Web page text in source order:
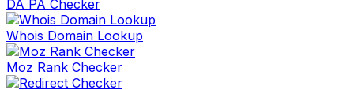
DA PA Checker
Whois Domain Lookup
Moz Rank Checker